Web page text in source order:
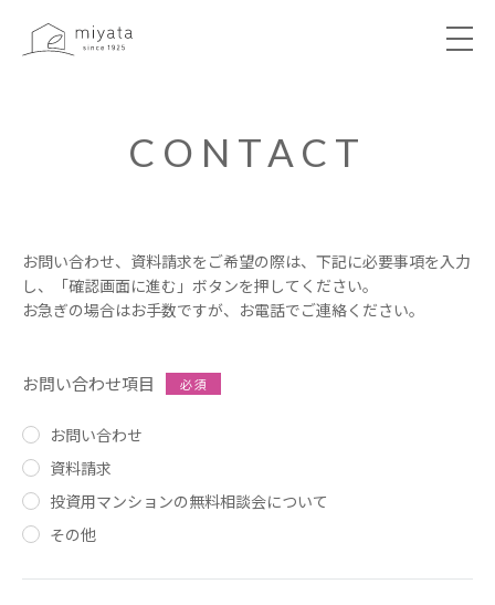
WORKS
COMPANY
INVESTMENT
CONDOMINIUM
CONTACT
お問い合わせ、資料請求をご希望の際は、下記に必要事項を入力
し、「確認画面に進む」ボタンを押してください。
お急ぎの場合はお手数ですが、お電話でご連絡ください。
お問い合わせ項目 必 須
お問い合わせ
資料請求
投資用マンションの無料相談会について
その他